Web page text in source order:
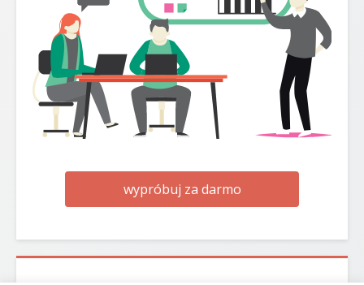
wypróbuj za darmo